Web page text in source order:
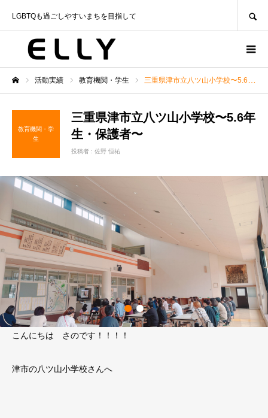
LGBTQも過ごしやすいまちを目指して
活動実績 教育機関・学生 三重県津市立八ツ山小学校〜5.6年生・保護者〜
教育機関・学
生
三重県津市立八ツ山小学校〜5.6年
生・保護者〜
投稿者 : 佐野 恒祐
こんにちは さのです！！！！
津市の八ツ山小学校さんへ